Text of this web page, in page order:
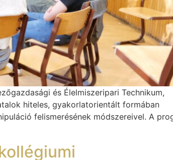
és Élelmiszeripari Technikum,
hiteles, gyakorlatorientált formában
felismerésének módszereivel. A